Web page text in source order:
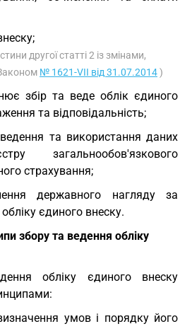
другої статті 2 із змінами,
№ 1621-VII від 31.07.2014)
збір та веде облік єдиного
та відповідальність;
та використання даних
загальнообов'язкового
страхування;
державного нагляду за
єдиного внеску.
збору та ведення обліку
обліку єдиного внеску
умов і порядку його